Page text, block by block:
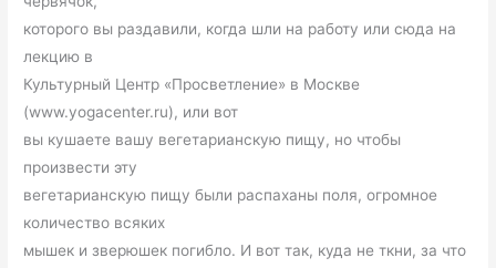
которого вы раздавили, когда шли на работу или сюда на
лекцию в
Культурный Центр «Просветление» в Москве
(www.yogacenter.ru), или вот
вы кушаете вашу вегетарианскую пищу, но чтобы
произвести эту
вегетарианскую пищу были распаханы поля, огромное
количество всяких
мышек и зверюшек погибло. И вот так, куда не ткни, за что